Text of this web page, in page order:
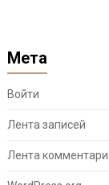
Мета
Войти
Лента записей
Лента